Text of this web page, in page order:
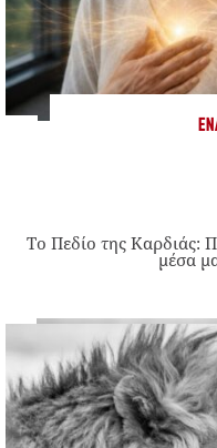
Το Πεδίο της Καρδιάς:
μέσα